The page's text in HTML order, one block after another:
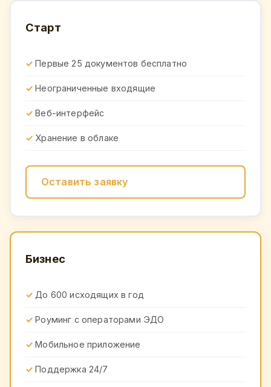
Старт
Первые 25 документов бесплатно
Неограниченные входящие
Веб-интерфейс
Хранение в облаке
Оставить заявку
Бизнес
До 600 исходящих в год
Роуминг с операторами ЭДО
Мобильное приложение
Поддержка 24/7